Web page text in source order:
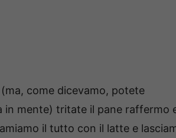
(ma, come dicevamo, potete
in mente) tritate il pane raffermo
il tutto con il latte e